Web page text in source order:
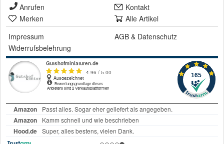
Anrufen
Kontakt
Merken
Alle Artikel
Impressum
AGB & Datenschutz
Widerrufsbelehrung